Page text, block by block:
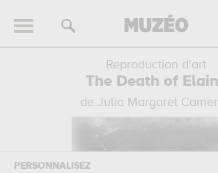
Reproduction d'art
The Death of
de Julia Margaret
PERSONNALISEZ